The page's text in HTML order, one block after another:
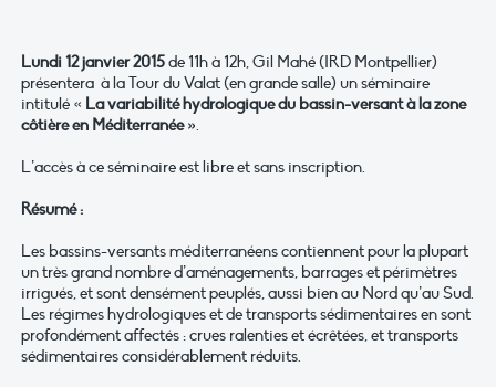
Lundi 12 janvier 2015de 11h à 12h, Gil Mahé (IRD Montpellier)
présentera à la Tour du Valat (en grande salle) un séminaire
intitulé « La variabilité hydrologique du bassin-versant à la zone
côtière en Méditerranée ».
L’accès à ce séminaire est libre et sans inscription.
Résumé :
Les bassins-versants méditerranéens contiennent pour la plupart
un très grand nombre d’aménagements, barrages et périmètres
irrigués, et sont densément peuplés, aussi bien au Nord qu’au Sud.
Les régimes hydrologiques et de transports sédimentaires en sont
profondément affectés : crues ralenties et écrêtées, et transports
sédimentaires considérablement réduits.